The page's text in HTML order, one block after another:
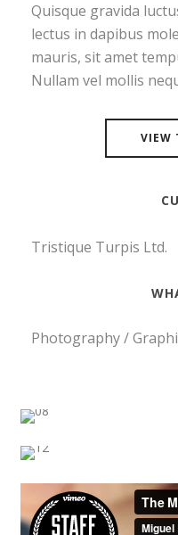
Quisque gravida
lectus in dapibus
mauris, sit amet
Nullam vel mollis
VIEW
Tristique Turpis Ltd.
Photography /